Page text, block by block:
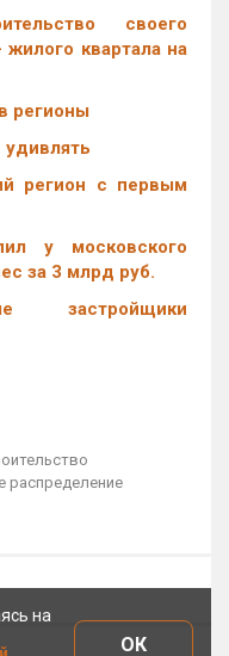
своего
квартала на
регионы
регион с первым
у московского
за 3 млрд руб.
застройщики
распределение
на
ОК